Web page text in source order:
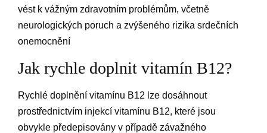
vést k vážným zdravotním problémům, včetně
neurologických poruch a zvýšeného rizika srdečních
onemocnění
Jak rychle doplnit vitamín B12?
Rychlé doplnění vitamínu B12 lze dosáhnout
prostřednictvím injekcí vitamínu B12, které jsou
obvykle předepisovány v případě závažného